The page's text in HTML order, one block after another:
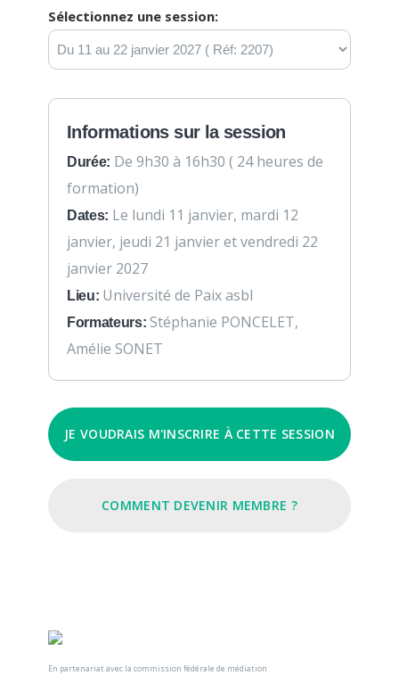
Sélectionnez une session:
Informations sur la session
Durée: De 9h30 à 16h30 ( 24 heures de
formation)
Dates: Le lundi 11 janvier, mardi 12
janvier, jeudi 21 janvier et vendredi 22
janvier 2027
Lieu: Université de Paix asbl
Formateurs: Stéphanie PONCELET,
Amélie SONET
JE VOUDRAIS M'INSCRIRE À CETTE SESSION
COMMENT DEVENIR MEMBRE ?
En partenariat avec la commission fédérale de médiation